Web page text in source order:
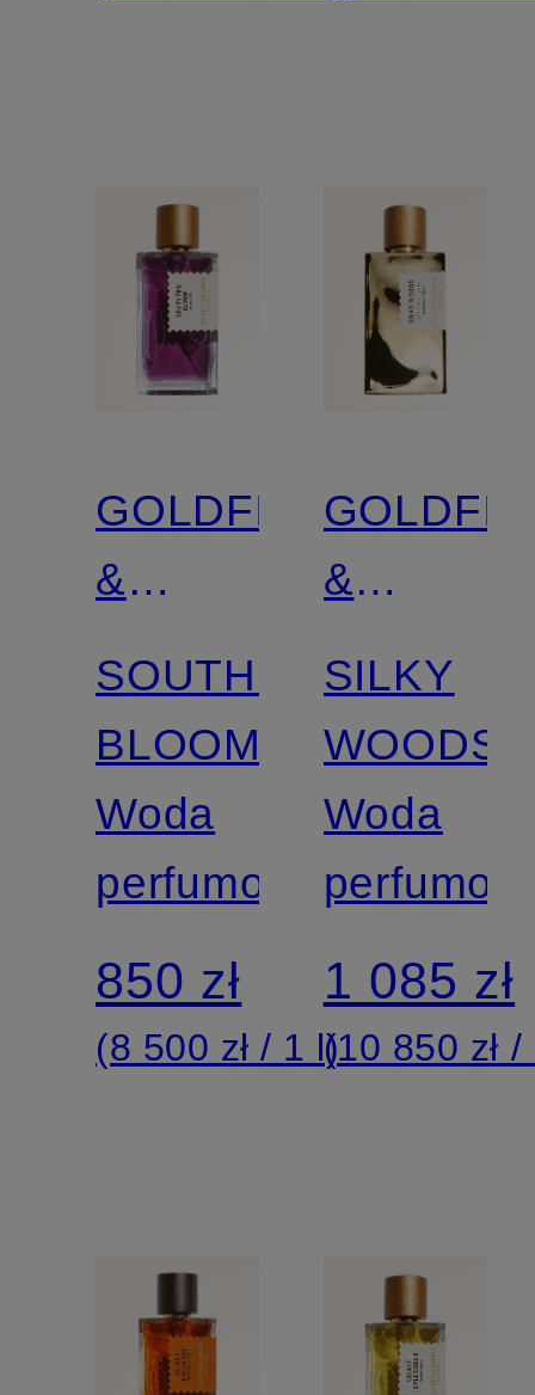
GOLDFIELD
&
BANKS
SOUTHERN
BLOOM
Woda
perfumowana
850 zł
(8 500 zł / 1 l)
&
BANKS
SILKY
WOODS
Woda
1 085 zł
(10 850 zł